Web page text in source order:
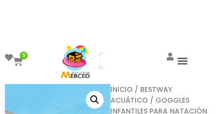
0
INICIO / BESTWAY
ACUÁTICO / GOGGLES
INFANTILES PARA NATACIÓN